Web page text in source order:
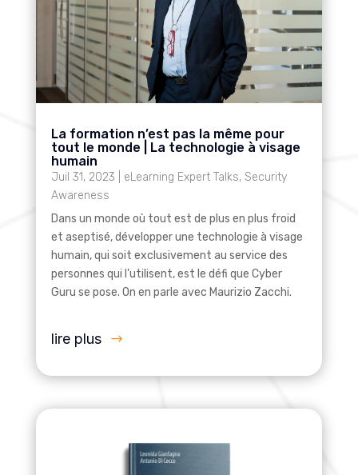
La formation n’est pas la même pour
tout le monde | La technologie à visage
humain
Juil 31, 2023 eLearning Expert Talks, Security
Awareness
Dans un monde où tout est de plus en plus froid
et aseptisé, développer une technologie à visage
humain, qui soit exclusivement au service des
personnes qui l’utilisent, est le défi que Cyber
Guru se pose. On en parle avec Maurizio Zacchi.
lire plus